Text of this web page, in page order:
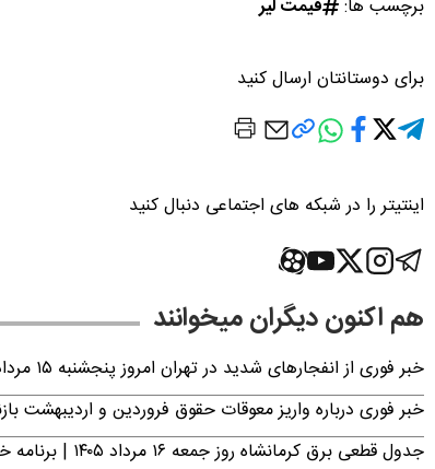
برچسب ها: قیمت لیر
برای دوستانتان ارسال کنید
اینتیتر را در شبکه های اجتماعی دنبال کنید
هم اکنون دیگران میخوانند
خبر فوری از انفجارهای شدید در تهران امروز پنجشنبه ۱۵ مرداد ۱۴۰۵
خبر فوری درباره واریز معوقات حقوق فروردین و اردیبهشت
جدول قطعی برق کرمانشاه روز جمعه ۱۶ مرداد ۱۴۰۵ | برنامه خاموشی برق کرمانشاه اعلام شد